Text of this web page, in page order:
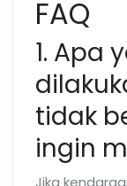
FAQ
1. Apa
tidak
ingin
Jika